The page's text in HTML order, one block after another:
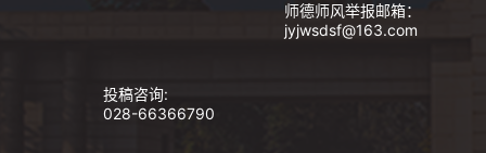
师德师风举报邮箱：
jyjwsdsf@163.com
投稿咨询:
028-66366790